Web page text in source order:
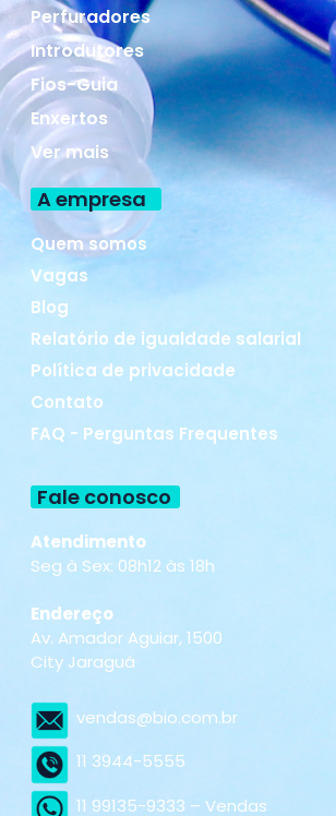
Perfuradores
Introdutores
Fios-Guia
Enxertos
Ver mais
A empresa
Quem somos
Vagas
Blog
Relatório de igualdade salarial
Política de privacidade
Contato
FAQ - Perguntas Frequentes
Fale conosco
Atendimento
Seg à Sex: 08h12 às 18h
Endereço
Av. Amador Aguiar, 1500
City Jaraguá
vendas@bio.com.br
11 3944-5555
11 99135-9333 – Vendas